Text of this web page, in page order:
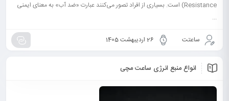
Resistance) است. بسیاری از افراد تصور می‌کنند عبارت «ضد آب» به معنای ایمنی
...
ساعتت 26 اردیبهشت 1405
انواع منبع انرژی ساعت مچی